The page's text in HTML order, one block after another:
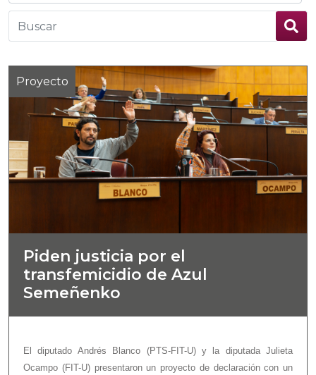
Proyecto
Piden justicia por el
transfemicidio de Azul
Semeñenko
El diputado Andrés Blanco (PTS-FIT-U) y la diputada Julieta
Ocampo (FIT-U) presentaron un proyecto de declaración con un